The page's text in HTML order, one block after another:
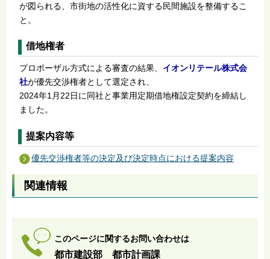
が図られる、市街地の活性化に資する民間施設を整備するこ
と。
借地権者
プロポーザル方式による審査の結果、 イオンリテール株式会
社が優先交渉権者として選定され、
2024年1月22日に同社と事業用定期借地権設定契約を締結し
ました。
提案内容等
優先交渉権者等の決定及び決定時点における提案内容
関連情報
このページに関するお問い合わせは
都市建設部 都市計画課